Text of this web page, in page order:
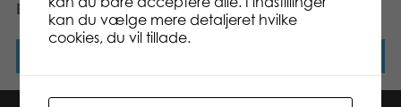
Bulldozer, 10 pcs Puzzle
pcs Puzzle
kan du vælge mere detaljeret hvilke
cookies, du vil tillade.